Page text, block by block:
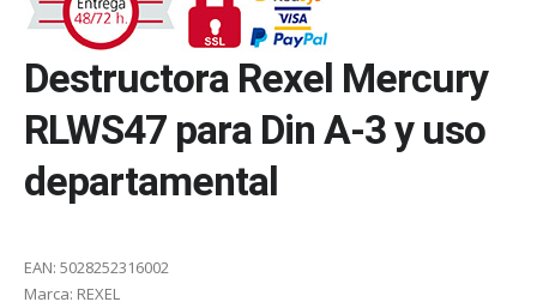
Destructora Rexel Mercury
RLWS47 para Din A-3 y uso
departamental
EAN: 5028252316002
Marca: REXEL